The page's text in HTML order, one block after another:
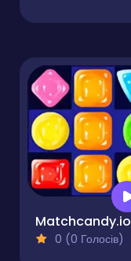
Matchcandy.io
0 (0 Голосів)